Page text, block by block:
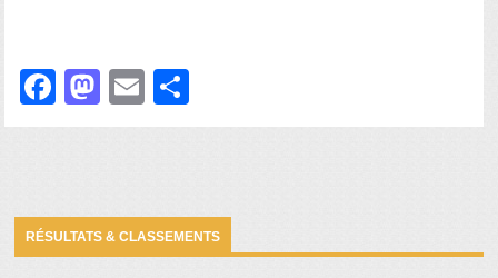
FacebookMastodonEmail
RÉSULTATS & CLASSEMENTS